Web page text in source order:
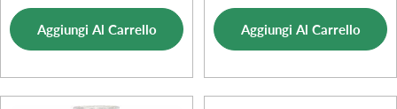
di
vendita
normale
Aggiungi Al Carrello
di
vendita
normale
Aggiungi Al Carrello